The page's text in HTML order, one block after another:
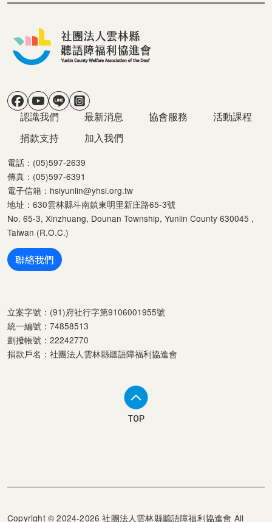
社群選單
主導覽
認識我們 最新消息 協會服務
活動課程
捐款支持
加入我們
電話：(05)597-2639
傳真：(05)597-6391
電子信箱： hsiyunlin@yhsi.org.tw
地址：630雲林縣斗南鎮東明里新庄路65-3號
No. 65-3, Xinzhuang, Dounan Township, Yunlin County 630045 ,
Taiwan (R.O.C.)
聯絡我們
立案字號：(91)府社行字第9106001955號
統一編號：74858513
劃撥帳號：22242770
捐款戶名：社團法人雲林縣聽語障福利協進會
TOP
Copyright © 2024-2026 社團法人雲林縣聽語障福利協進會 All